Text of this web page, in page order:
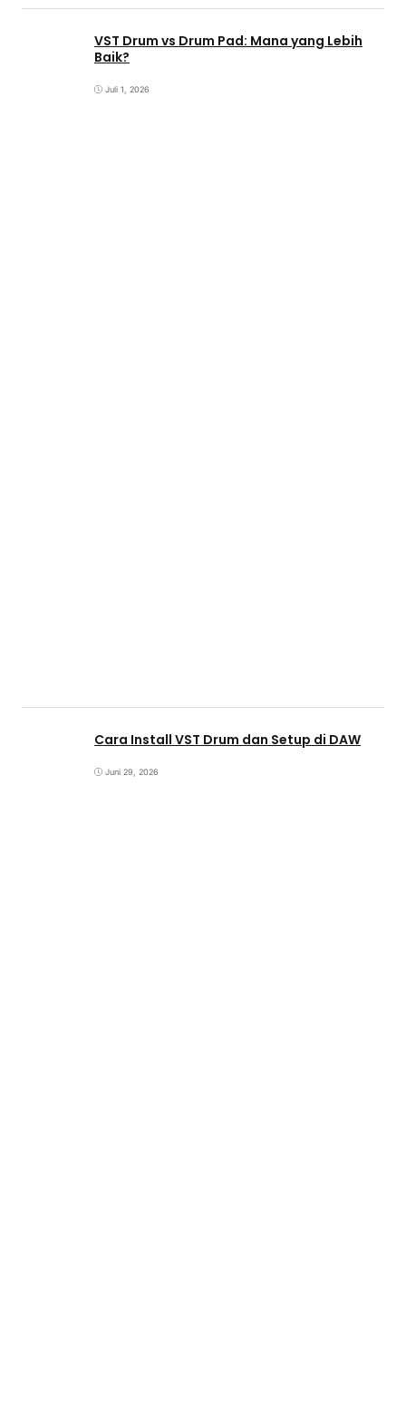
VST Drum vs Drum Pad: Mana yang Lebih
Baik?
Juli 1, 2026
Cara Install VST Drum dan Setup di DAW
Juni 29, 2026